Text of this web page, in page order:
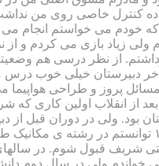
کنترل خاصی روی من نداشت
که خودم می خواستم انجام
ولی زیاد بازی می کردم و
از نظر درسی هم
دبیرستان خیلی خوب درس
پروز و طراحی هواپیما
از انقلاب اولین کاری که
بود. ولی در دوران قبل از
در سال ۱۳۵۵ توانستم در رشته ی
شریف قبول شوم. در
ولی در سال دوم